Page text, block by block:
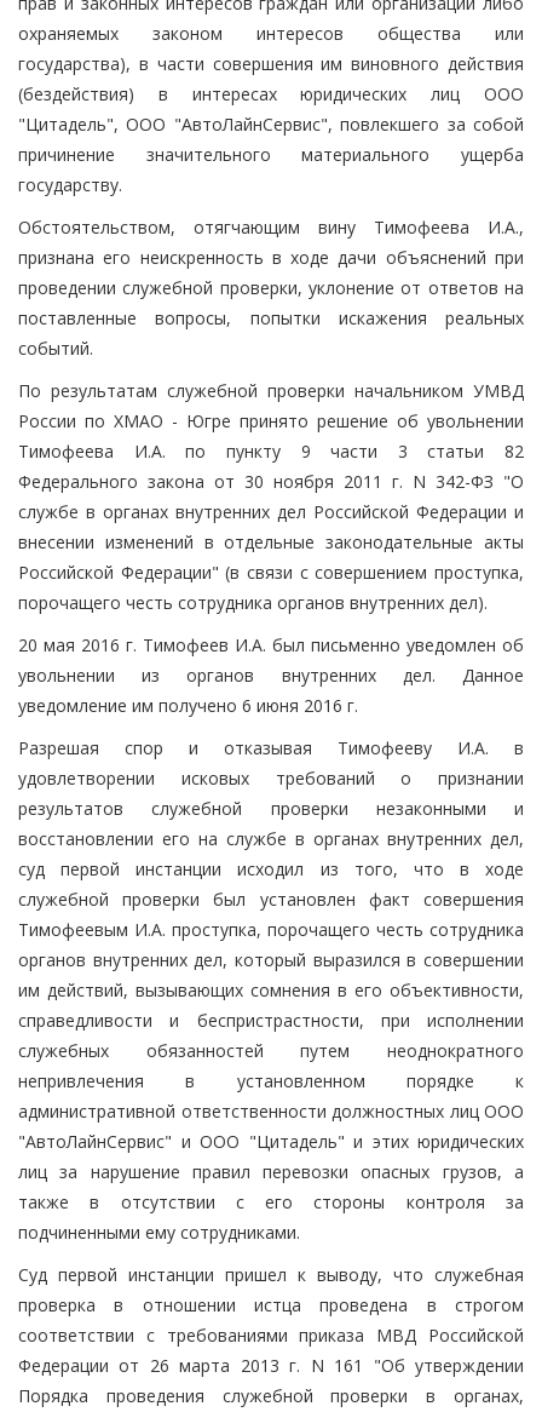
охраняемых законом интересов общества или
государства), в части совершения им виновного действия
(бездействия) в интересах юридических лиц ООО
"Цитадель", ООО "АвтоЛайнСервис", повлекшего за собой
причинение значительного материального ущерба
государству.
Обстоятельством, отягчающим вину Тимофеева И.А.,
признана его неискренность в ходе дачи объяснений при
проведении служебной проверки, уклонение от ответов на
поставленные вопросы, попытки искажения реальных
событий.
По результатам служебной проверки начальником УМВД
России по ХМАО - Югре принято решение об увольнении
Тимофеева И.А. по пункту 9 части 3 статьи 82
Федерального закона от 30 ноября 2011 г. N 342-ФЗ "О
службе в органах внутренних дел Российской Федерации и
внесении изменений в отдельные законодательные акты
Российской Федерации" (в связи с совершением проступка,
порочащего честь сотрудника органов внутренних дел).
20 мая 2016 г. Тимофеев И.А. был письменно уведомлен об
увольнении из органов внутренних дел. Данное
уведомление им получено 6 июня 2016 г.
Разрешая спор и отказывая Тимофееву И.А. в
удовлетворении исковых требований о признании
результатов служебной проверки незаконными и
восстановлении его на службе в органах внутренних дел,
суд первой инстанции исходил из того, что в ходе
служебной проверки был установлен факт совершения
Тимофеевым И.А. проступка, порочащего честь сотрудника
органов внутренних дел, который выразился в совершении
им действий, вызывающих сомнения в его объективности,
справедливости и беспристрастности, при исполнении
служебных обязанностей путем неоднократного
непривлечения в установленном порядке к
административной ответственности должностных лиц ООО
"АвтоЛайнСервис" и ООО "Цитадель" и этих юридических
лиц за нарушение правил перевозки опасных грузов, а
также в отсутствии с его стороны контроля за
подчиненными ему сотрудниками.
Суд первой инстанции пришел к выводу, что служебная
проверка в отношении истца проведена в строгом
соответствии с требованиями приказа МВД Российской
Федерации от 26 марта 2013 г. N 161 "Об утверждении
Порядка проведения служебной проверки в органах,